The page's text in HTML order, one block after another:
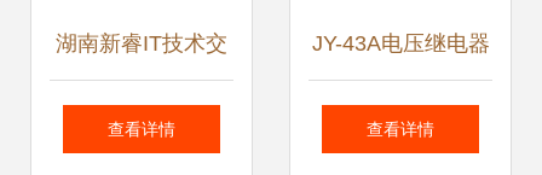
湖南新睿IT技术交
流 探索当今时代学
查看详情
JY-43A电压继电器
产品图片及技术参
查看详情